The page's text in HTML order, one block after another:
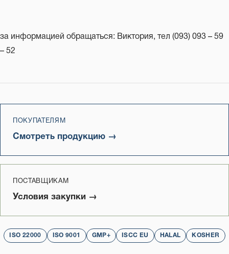
за информацией обращаться: Виктория, тел (093) 093 – 59
– 52
ПОКУПАТЕЛЯМ
Смотреть продукцию →
ПОСТАВЩИКАМ
Условия закупки →
ISO 22000 ISO 9001 GMP+ ISCC EU HALAL KOSHER